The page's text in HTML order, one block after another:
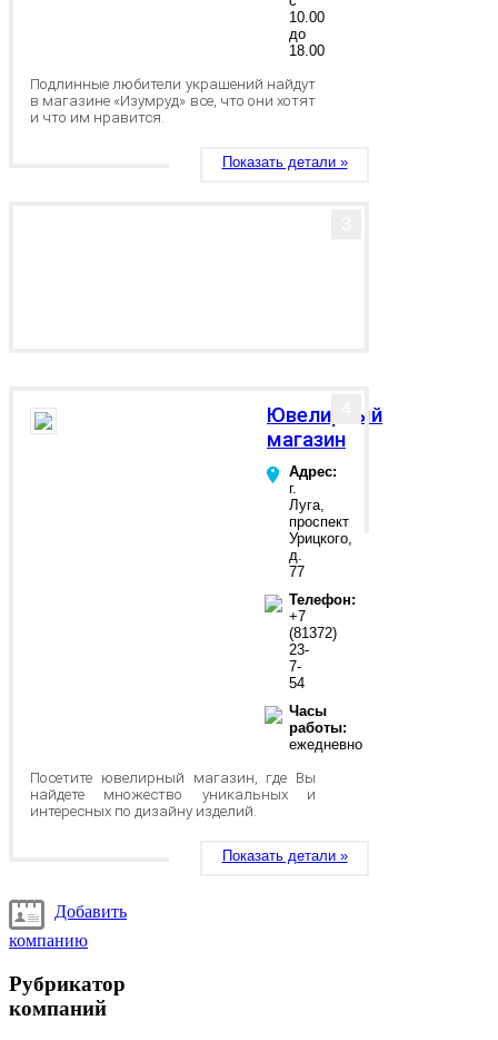
10.00
до
18.00
Подлинные любители украшений найдут
в магазине «Изумруд» все, что они хотят
и что им нравится.
Показать детали »
Ювелирный
магазин
Адрес:
г.
Луга,
проспект
Урицкого,
д.
77
Телефон:
+7
(81372)
23-
7-
54
Часы
работы:
ежедневно
Посетите ювелирный магазин, где Вы
найдете множество уникальных и
интересных по дизайну изделий.
Показать детали »
Добавить
компанию
Рубрикатор
компаний